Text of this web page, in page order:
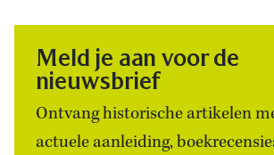
Meld je aan voor de
nieuwsbrief
Ontvang historische artikelen
actuele aanleiding,